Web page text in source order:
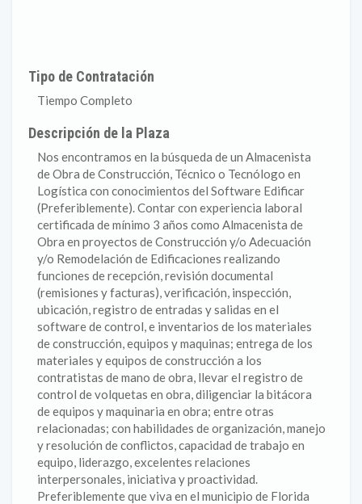
Tipo de Contratación
Tiempo Completo
Descripción de la Plaza
Nos encontramos en la búsqueda de un Almacenista
de Obra de Construcción, Técnico o Tecnólogo en
Logística con conocimientos del Software Edificar
(Preferiblemente). Contar con experiencia laboral
certificada de mínimo 3 años como Almacenista de
Obra en proyectos de Construcción y/o Adecuación
y/o Remodelación de Edificaciones realizando
funciones de recepción, revisión documental
(remisiones y facturas), verificación, inspección,
ubicación, registro de entradas y salidas en el
software de control, e inventarios de los materiales
de construcción, equipos y maquinas; entrega de los
materiales y equipos de construcción a los
contratistas de mano de obra, llevar el registro de
control de volquetas en obra, diligenciar la bitácora
de equipos y maquinaria en obra; entre otras
relacionadas; con habilidades de organización, manejo
y resolución de conflictos, capacidad de trabajo en
equipo, liderazgo, excelentes relaciones
interpersonales, iniciativa y proactividad.
Preferiblemente que viva en el municipio de Florida